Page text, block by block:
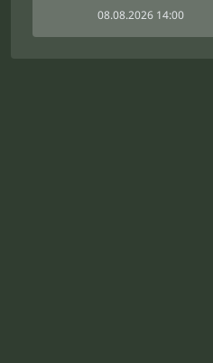
08.08.2026 14:00